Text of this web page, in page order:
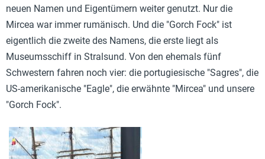
neuen Namen und Eigentümern weiter genutzt. Nur die
Mircea war immer rumänisch. Und die "Gorch Fock" ist
eigentlich die zweite des Namens, die erste liegt als
Museumsschiff in Stralsund. Von den ehemals fünf
Schwestern fahren noch vier: die portugiesische "Sagres", die
US-amerikanische "Eagle", die erwähnte "Mircea" und unsere
"Gorch Fock".